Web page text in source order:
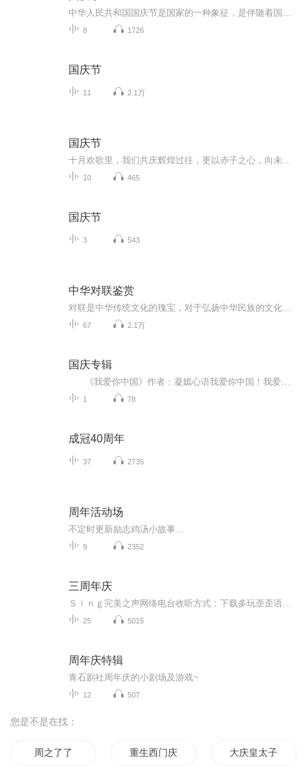
8 1726
国庆节
11 2.1万
国庆节
10 465
国庆节
3 543
中华对联鉴赏
67 2.1万
国庆专辑
1 78
成冠40周年
37 2735
周年活动场
不定时更新励志鸡汤小故事...
9 2352
三周年庆
25 5015
周年庆特辑
青石剧社周年庆的小剧场及游戏~
12 507
您是不是在找：
周之了了 重生西门庆 大庆皇太子